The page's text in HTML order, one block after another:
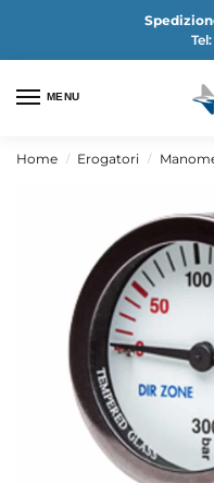
Tel:
MENU
Home / Erogatori /